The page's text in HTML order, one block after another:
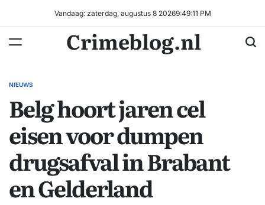
inhoud
Vandaag: zaterdag, augustus 8 20269:49:11 PM
Crimeblog.nl
GEPLAATST
NIEUWS
Belg hoort jaren cel
eisen voor dumpen
drugsafval in Brabant
en Gelderland